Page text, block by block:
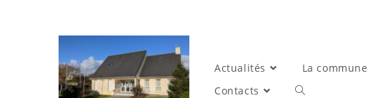
Actualités La commune
Contacts